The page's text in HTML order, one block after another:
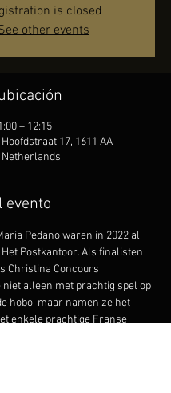
is closed
other events
– 12:15
17, 1611 AA
evento
Pedano waren in 2022 al
Postkantoor. Als finalisten
Christina Concours
niet alleen met prachtig spel op
hobo, maar namen ze het
enkele prachtige Franse